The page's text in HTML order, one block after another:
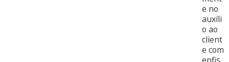
e no
auxíli
o ao
client
e com